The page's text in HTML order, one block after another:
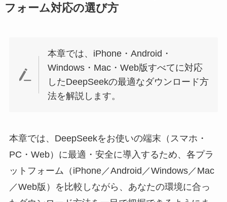
フォーム対応の選び方
本章では、iPhone・Android・
Windows・Mac・Web版すべてに対応
したDeepSeekの最適なダウンロード方
法を解説します。
本章では、DeepSeekをお使いの端末（スマホ・
PC・Web）に最適・安全に導入するため、各プラ
ットフォーム（iPhone／Android／Windows／Mac
／Web版）を比較しながら、あなたの環境に合っ